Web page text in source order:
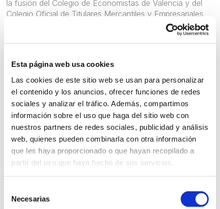
Esta página web usa cookies
Las cookies de este sitio web se usan para personalizar
el contenido y los anuncios, ofrecer funciones de redes
sociales y analizar el tráfico. Además, compartimos
información sobre el uso que haga del sitio web con
nuestros partners de redes sociales, publicidad y análisis
web, quienes pueden combinarla con otra información
que les haya proporcionado o que hayan recopilado a
partir del uso que haya hecho de sus servicios.
Necesarias
la fusión del Colegio de Economistas de Valencia y del
Colegio Oficial de Titulares Mercantiles y Empresariales
de Valencia, para crear un único Colegio con el que se
pretende facilitar una articulación asociativa más idónea
para la defensa de los intereses del conjunto de
De esta manera, se da un paso más para finalizar este
proceso cuya última fase es que las Corts Valencianes
convaliden el proyecto de ley que ha salido adelante hoy
en la reunión del Gobierno valenciano.
La fusión de ambas instituciones en la provincia de
Valencia sigue una trayectoria ya iniciada en el conjunto
de España, con la que se busca tanto mejorar el servicio
a los colegiados como a la sociedad, y se ha producido
que todas las personas colegiadas pudieran aportar
sugerencias.